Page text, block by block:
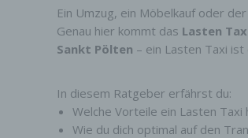
Ein Umzug, ein Möbelkauf oder
Genau hier kommt das Lasten
Sankt Pölten – ein Lasten Taxi
In diesem Ratgeber erfährst du:
Welche Vorteile ein Lasten Taxi
Wie du dich optimal auf den